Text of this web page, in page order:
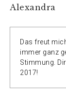
Alexandra
Das freut
immer ganz
Stimmung.
2017!